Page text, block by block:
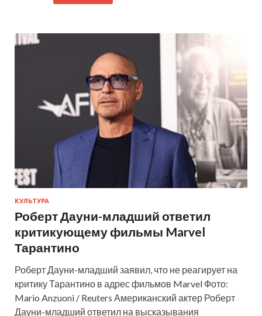
КУЛЬТУРА
Роберт Дауни-младший ответил
критикующему фильмы Marvel
Тарантино
Роберт Дауни-младший заявил, что не реагирует на
критику Тарантино в адрес фильмов Marvel Фото:
Mario Anzuoni / Reuters Американский актер Роберт
Дауни-младший ответил на высказывания